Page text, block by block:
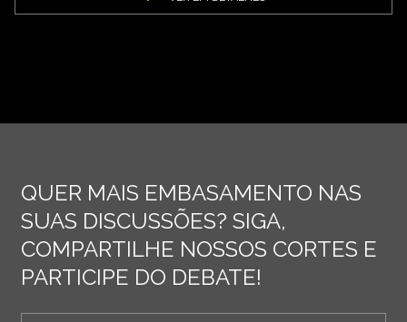
QUER MAIS EMBASAMENTO NAS
SUAS DISCUSSÕES? SIGA,
COMPARTILHE NOSSOS CORTES E
PARTICIPE DO DEBATE!